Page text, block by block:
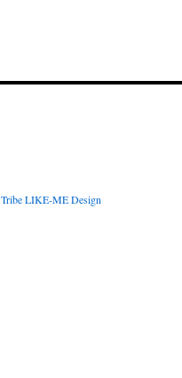
Tribe LIKE-ME Design